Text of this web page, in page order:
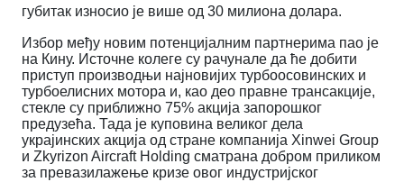
губитак износио је више од 30 милиона долара.
Избор међу новим потенцијалним партнерима пао је
на Кину. Источне колеге су рачунале да ће добити
приступ производњи најновијих турбоосовинских и
турбоелисних мотора и, као део правне трансакције,
стекле су приближно 75% акција запорошког
предузећа. Тада је куповина великог дела
украјинских акција од стране компанија Xinwei Group
и Zkyrizon Aircraft Holding сматрана добром приликом
за превазилажење кризе овог индустријског